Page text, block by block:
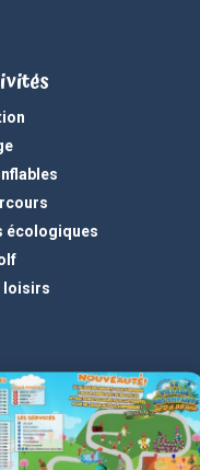
écologiques
loisirs